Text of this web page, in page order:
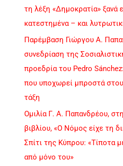
τη λέξη «Δημοκρατία» ξανά
κατεστημένα – και
Παρέμβαση Γιώργου Α.
συνεδρίαση της
προεδρία του Pedro
που υποχωρεί μπροστά
τάξη
Ομιλία Γ. Α. Παπανδρέου,
βιβλίου, «Ο Νόμος είχε τη
Σπίτι της Κύπρου: «Τίποτα
από μόνο του»